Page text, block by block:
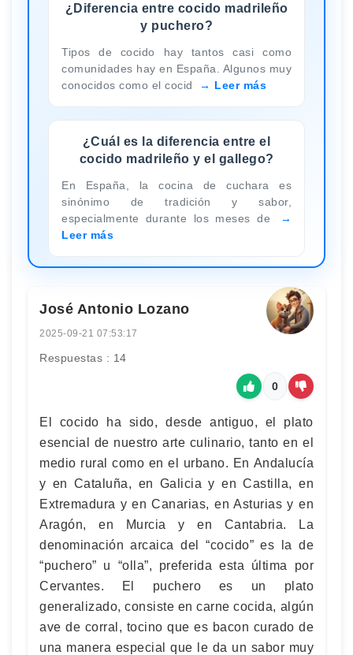
¿Diferencia entre cocido madrileño
y puchero?
Tipos de cocido hay tantos casi como
comunidades hay en España. Algunos muy
conocidos como el cocid
Leer más
¿Cuál es la diferencia entre el
cocido madrileño y el gallego?
En España, la cocina de cuchara es
sinónimo de tradición y sabor,
especialmente durante los meses de
Leer más
José Antonio Lozano
2025-09-21 07:53:17
Respuestas : 14
0
El cocido ha sido, desde antiguo, el plato
esencial de nuestro arte culinario, tanto en el
medio rural como en el urbano. En Andalucía
y en Cataluña, en Galicia y en Castilla, en
Extremadura y en Canarias, en Asturias y en
Aragón, en Murcia y en Cantabria. La
denominación arcaica del “cocido” es la de
“puchero” u “olla”, preferida esta última por
Cervantes. El puchero es un plato
generalizado, consiste en carne cocida, algún
ave de corral, tocino que es bacon curado de
una manera especial que le da un sabor muy